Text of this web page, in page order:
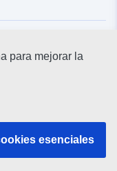
UE
para mejorar la
esenciales